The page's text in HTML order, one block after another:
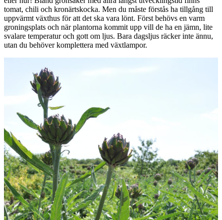
och
pumpa!
tomat, chili och kronärtskocka. Men du måste förstås ha tillgång till
uppvärmt växthus för att det ska vara lönt. Först behövs en varm
groningsplats och när plantorna kommit upp vill de ha en jämn, lite
svalare temperatur och gott om ljus. Bara dagsljus räcker inte ännu,
utan du behöver komplettera med växtlampor.